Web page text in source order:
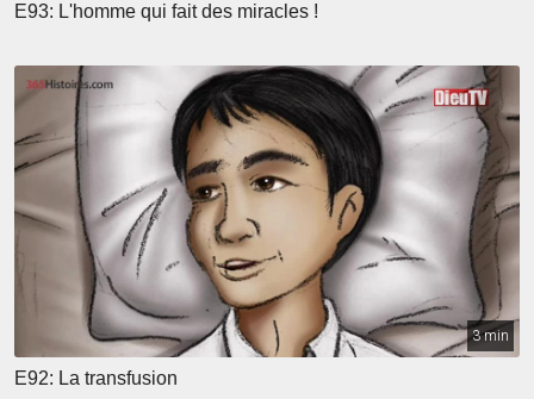
E93: L'homme qui fait des miracles !
3 min
E92: La transfusion